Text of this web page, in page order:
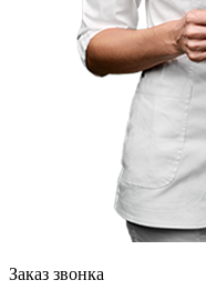
Заказ звонка